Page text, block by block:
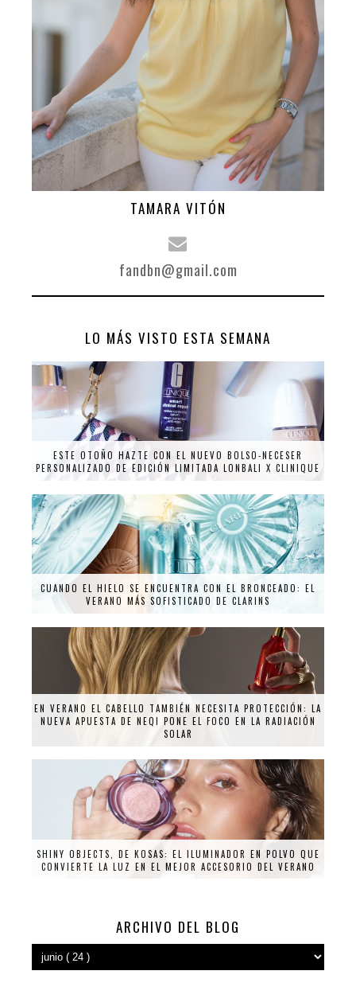
TAMARA VITÓN
fandbn@gmail.com
LO MÁS VISTO ESTA SEMANA
ESTE OTOÑO HAZTE CON EL NUEVO BOLSO-NECESER
PERSONALIZADO DE EDICIÓN LIMITADA LONBALI X CLINIQUE
CUANDO EL HIELO SE ENCUENTRA CON EL BRONCEADO: EL
VERANO MÁS SOFISTICADO DE CLARINS
EN VERANO EL CABELLO TAMBIÉN NECESITA PROTECCIÓN: LA
NUEVA APUESTA DE NEQI PONE EL FOCO EN LA RADIACIÓN
SOLAR
SHINY OBJECTS, DE KOSAS: EL ILUMINADOR EN POLVO QUE
CONVIERTE LA LUZ EN EL MEJOR ACCESORIO DEL VERANO
ARCHIVO DEL BLOG